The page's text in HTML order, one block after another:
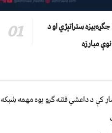
ستراتېژي او د
مبارزه
کې د داعشي فتنه ګرو يوه مهمه شبکه